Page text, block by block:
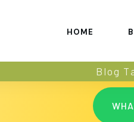
HOME
Blog